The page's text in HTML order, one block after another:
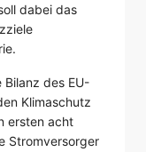
dabei das
des EU-
Klimaschutz
ersten acht
Stromversorger